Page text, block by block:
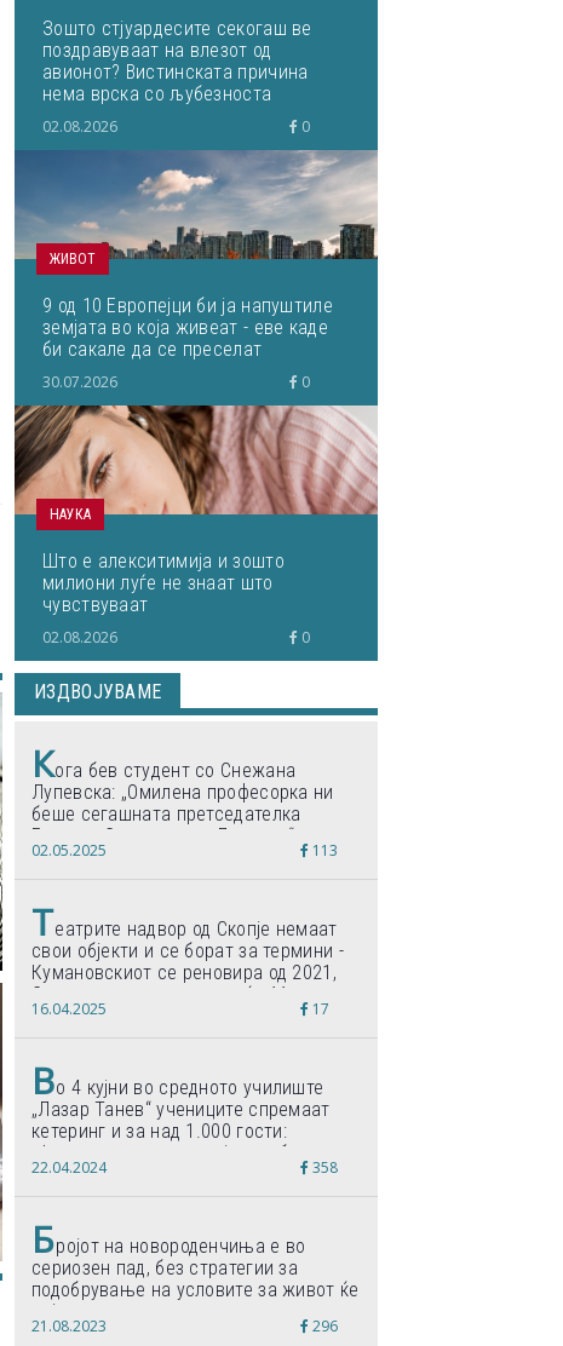
Зошто стјуардесите секогаш ве
поздравуваат на влезот од
авионот? Вистинската причина
нема врска со љубезноста
02.08.2026 0
ЖИВОТ
9 од 10 Европејци би ја напуштиле
земјата во која живеат - еве каде
би сакале да се преселат
30.07.2026 0
НАУКА
Што е алекситимија и зошто
милиони луѓе не знаат што
чувствуваат
02.08.2026 0
ИЗДВОЈУВАМЕ
Кога бев студент со Снежана
Лупевска: „Омилена професорка ни
беше сегашната претседателка
Гордана Сиљановска-Давкова“
02.05.2025 113
Театрите надвор од Скопје немаат
свои објекти и се борат за термини -
Кумановскиот се реновира од 2021,
Струмичкиот се гради веќе 11 години
16.04.2025 17
Во 4 кујни во средното училиште
„Лазар Танев“ учениците спремаат
кетеринг и за над 1.000 гости:
„Формиравме компанија и работиме
по светски стандарди“
22.04.2024 358
Бројот на новороденчиња е во
сериозен пад, без стратегии за
подобрување на условите за живот ќе
дојде до затворање на училишта,
предупредуваат експертите
21.08.2023 296